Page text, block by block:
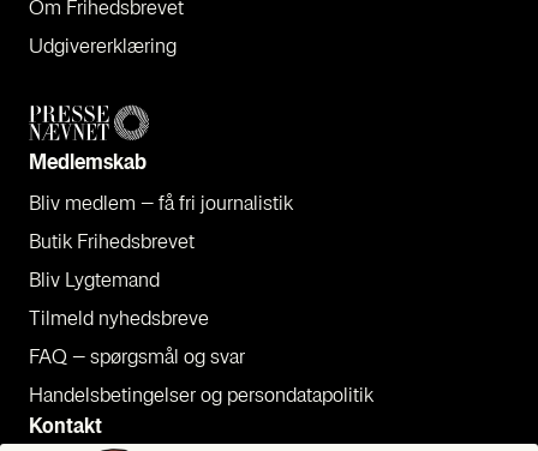
Om Fri­heds­bre­vet
Udgi­ve­rer­klæ­ring
Med­lem­skab
Bliv med­lem – få fri jour­na­li­stik
Butik Fri­heds­bre­vet
Bliv Lyg­te­mand
Til­meld nyheds­bre­ve
FAQ – spørgs­mål og svar
Han­dels­be­tin­gel­ser og per­son­da­ta­po­li­tik
Kon­takt